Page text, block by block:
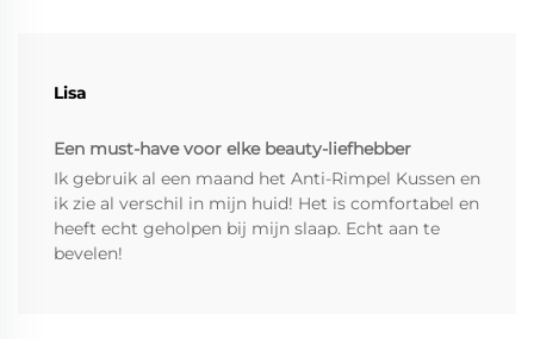
Lisa
Een must-have voor elke beauty-liefhebber
Ik gebruik al een maand het Anti-Rimpel Kussen en
ik zie al verschil in mijn huid! Het is comfortabel en
heeft echt geholpen bij mijn slaap. Echt aan te
bevelen!